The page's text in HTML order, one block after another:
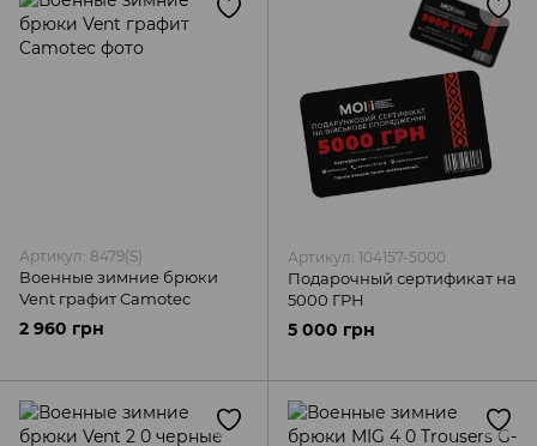
Артикул: 8479(S)
Военные зимние брюки
Vent графит Camotec
2 960 грн
Артикул: 104157-5000
Подарочный сертификат на
5000 ГРН
5 000 грн